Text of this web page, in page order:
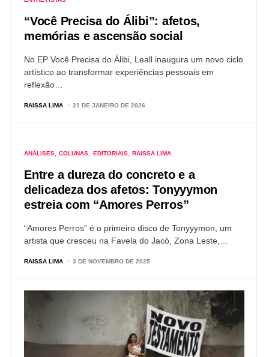
“Você Precisa do Álibi”: afetos,
memórias e ascensão social
No EP Você Precisa do Álibi, Leall inaugura um novo ciclo
artístico ao transformar experiências pessoais em
reflexão…
RAISSA LIMA 21 DE JANEIRO DE 2026
ANÁLISES COLUNAS EDITORIAIS RAISSA LIMA
Entre a dureza do concreto e a
delicadeza dos afetos: Tonyyymon
estreia com “Amores Perros”
“Amores Perros” é o primeiro disco de Tonyyymon, um
artista que cresceu na Favela do Jacó, Zona Leste,…
RAISSA LIMA 3 DE NOVEMBRO DE 2025